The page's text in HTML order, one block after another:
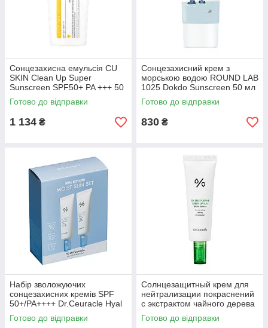
Сонцезахисна емульсія CU
SKIN Clean Up Super
Sunscreen SPF50+ PA +++ 50
мл (220882)
Готово до відправки
1 134 ₴
Сонцезахисний крем з
морською водою ROUND LAB
1025 Dokdo Sunscreen 50 мл
(557298)
Готово до відправки
830 ₴
Набір зволожуючих
сонцезахисних кремів SPF
50+/PA++++ Dr.Ceuracle Hyal
Reyouth Moist Sun Duo
(615737)
Готово до відправки
Солнцезащитный крем для
нейтрализации покраснений
с экстрактом чайного дерева
SPF 50+ PA++++ (615676)
Готово до відправки